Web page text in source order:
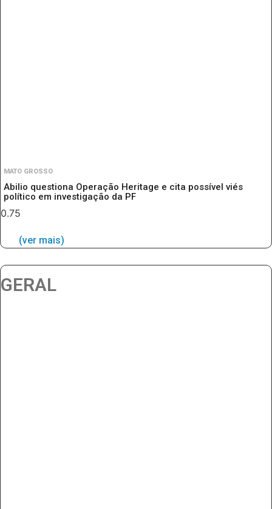
MATO GROSSO
Abilio questiona Operação Heritage e cita possível viés
político em investigação da PF
(ver mais)
GERAL